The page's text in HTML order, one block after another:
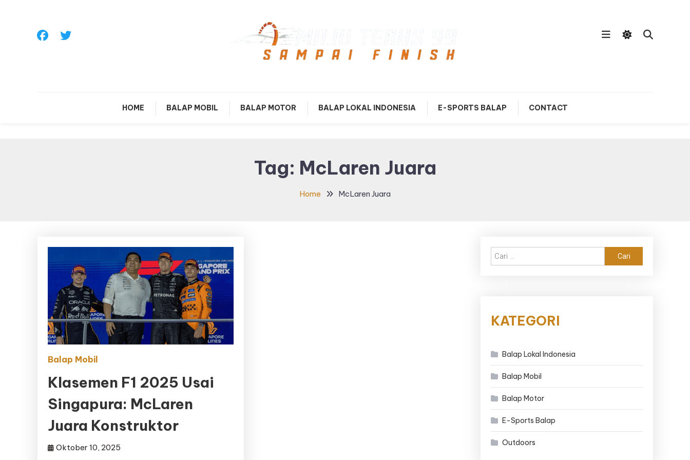
Maju Terus99
HOME BALAP MOBIL BALAP MOTOR BALAP LOKAL INDONESIA E-SPORTS BALAP CONTACT
Tag: McLaren Juara
Home McLaren Juara
Balap Mobil
Klasemen F1 2025 Usai
Singapura: McLaren
Juara Konstruktor
Oktober 10, 2025
Cari
untuk:
KATEGORI
Balap Lokal Indonesia
Balap Mobil
Balap Motor
E-Sports Balap
Outdoors